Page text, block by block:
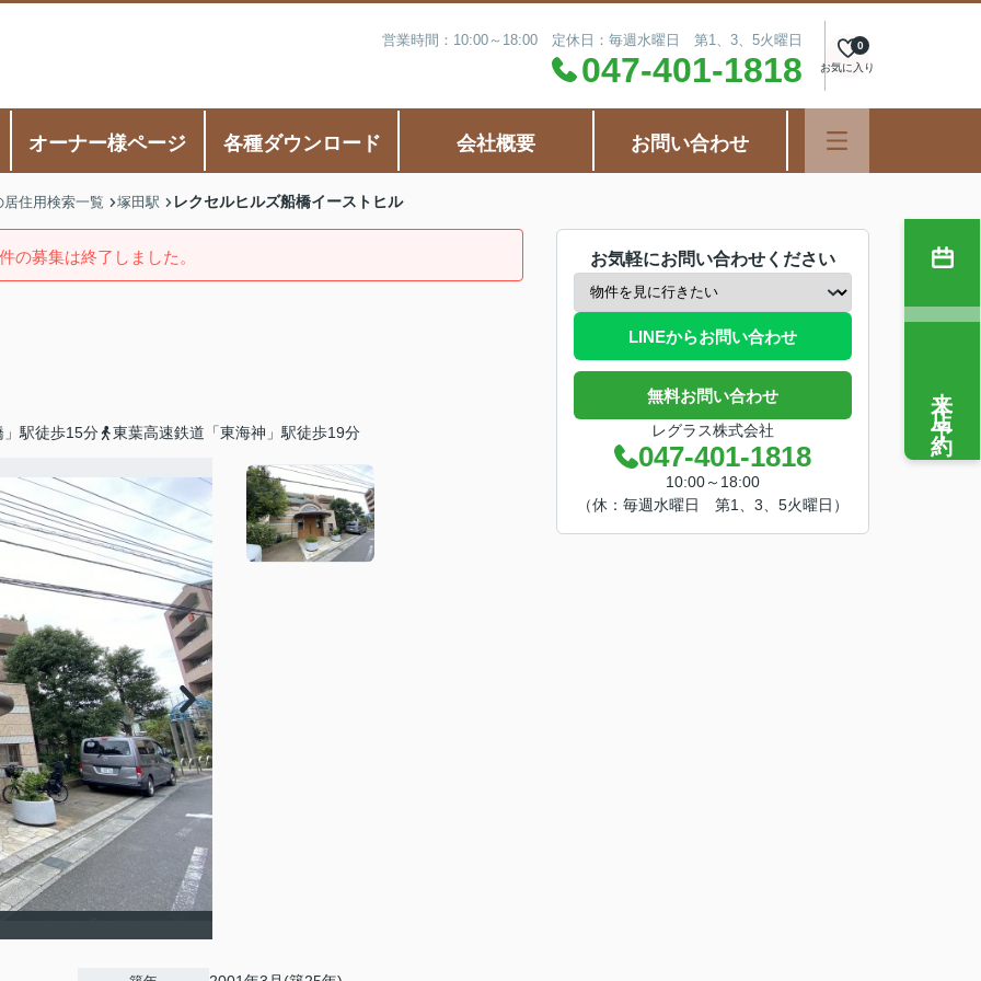
営業時間：10:00～18:00 定休日：毎週水曜日 第1、3、5火曜日
047-401-1818 お気に入り
0
オーナー様ページ 各種ダウンロード 会社概要 お問い合わせ
居住用検索一覧 塚田駅 レクセルヒルズ船橋イーストヒル
の募集は終了しました。
駅徒歩15分 東葉高速鉄道「東海神」駅徒歩19分
お気軽にお問い合わせください
LINEからお問い合わせ
無料お問い合わせ
レグラス株式会社
047-401-1818
10:00～18:00
（休：毎週水曜日 第1、3、5火曜日）
来店予約